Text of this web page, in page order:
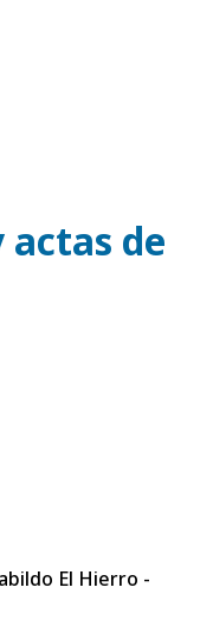
actas de
El Hierro -